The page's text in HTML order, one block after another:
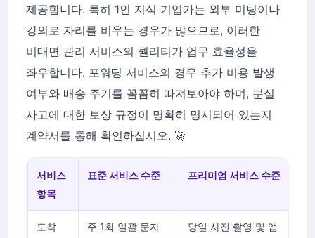
제공합니다. 특히 1인 지식 기업가는 외부 미팅이나
강의로 자리를 비우는 경우가 많으므로, 이러한
비대면 관리 서비스의 퀄리티가 업무 효율성을
좌우합니다. 포워딩 서비스의 경우 추가 비용 발생
여부와 배송 주기를 꼼꼼히 따져보아야 하며, 분실
사고에 대한 보상 규정이 명확히 명시되어 있는지
계약서를 통해 확인하십시오. 🚀
서비스
항목
표준 서비스 수준 프리미엄 서비스 수준
도착
주 1회 일괄 문자
당일 사진 촬영 및 앱